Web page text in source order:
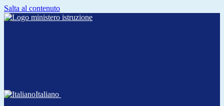
Salta al contenuto
Italiano